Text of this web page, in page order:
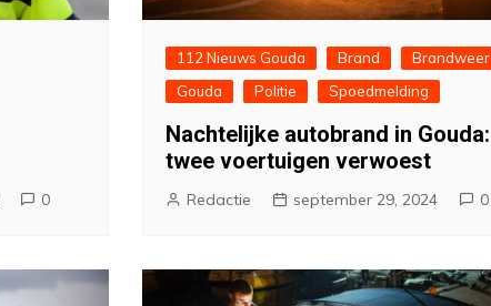
0
112 Nieuws Gouda Brand
Brandweer
Gouda
Politie Spoedmelding
Nachtelijke autobrand in Gouda:
twee voertuigen verwoest
Redactie september 29, 2024 0